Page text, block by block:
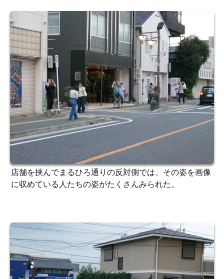
店舗を挟んでまるひろ通りの反対側では、その姿を画像
に収めている人たちの姿がたくさんみられた。